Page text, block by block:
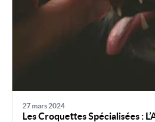
27 mars 2024
Les Croquettes Spécialisées :